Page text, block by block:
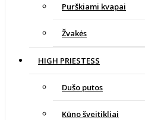
Purškiami kvapai
Žvakės
HIGH PRIESTESS
Dušo putos
Kūno šveitikliai